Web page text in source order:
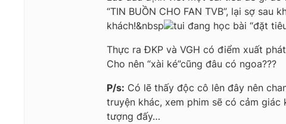
“TIN BUỒN CHO FAN TVB”, lại sợ
khách!&nbsp
tui đang học bài “đặt
Thực ra ĐKP và VGH có điểm xuất
Cho nên “xài ké”cũng đâu có ngoa???
P/s: Có lẽ thấy độc cô lên đây nên
truyện khác, xem phim sẽ có cảm giác
tượng đấy…